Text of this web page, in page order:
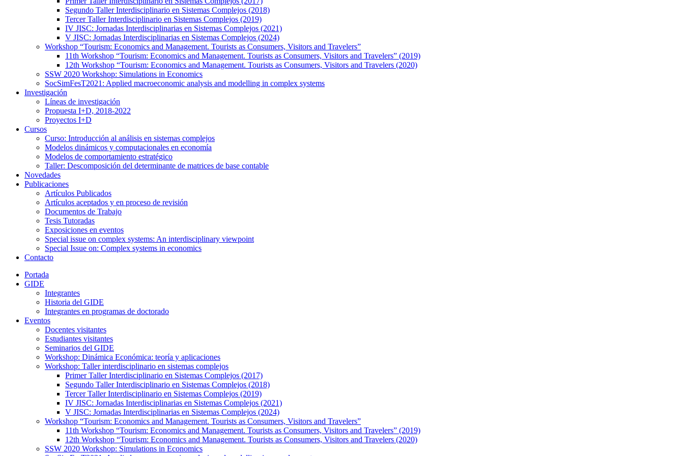
Segundo Taller Interdisciplinario en Sistemas Complejos (2018)
Tercer Taller Interdisciplinario en Sistemas Complejos (2019)
IV JISC: Jornadas Interdisciplinarias en Sistemas Complejos (2021)
V JISC: Jornadas Interdisciplinarias en Sistemas Complejos (2024)
Workshop “Tourism: Economics and Management. Tourists as Consumers, Visitors and Travelers”
11th Workshop “Tourism: Economics and Management. Tourists as Consumers, Visitors and Travelers” (2019)
12th Workshop “Tourism: Economics and Management. Tourists as Consumers, Visitors and Travelers (2020)
SSW 2020 Workshop: Simulations in Economics
SocSimFesT2021: Applied macroeconomic analysis and modelling in complex systems
Investigación
Líneas de investigación
Propuesta I+D, 2018-2022
Proyectos I+D
Cursos
Curso: Introducción al análisis en sistemas complejos
Modelos dinámicos y computacionales en economía
Modelos de comportamiento estratégico
Taller: Descomposición del determinante de matrices de base contable
Novedades
Publicaciones
Artículos Publicados
Artículos aceptados y en proceso de revisión
Documentos de Trabajo
Tesis Tutoradas
Exposiciones en eventos
Special issue on complex systems: An interdisciplinary viewpoint
Special Issue on: Complex systems in economics
Contacto
Portada
GIDE
Integrantes
Historia del GIDE
Integrantes en programas de doctorado
Eventos
Docentes visitantes
Estudiantes visitantes
Seminarios del GIDE
Workshop: Dinámica Económica: teoría y aplicaciones
Workshop: Taller interdisciplinario en sistemas complejos
Primer Taller Interdisciplinario en Sistemas Complejos (2017)
Segundo Taller Interdisciplinario en Sistemas Complejos (2018)
Tercer Taller Interdisciplinario en Sistemas Complejos (2019)
IV JISC: Jornadas Interdisciplinarias en Sistemas Complejos (2021)
V JISC: Jornadas Interdisciplinarias en Sistemas Complejos (2024)
Workshop “Tourism: Economics and Management. Tourists as Consumers, Visitors and Travelers”
11th Workshop “Tourism: Economics and Management. Tourists as Consumers, Visitors and Travelers” (2019)
12th Workshop “Tourism: Economics and Management. Tourists as Consumers, Visitors and Travelers (2020)
SSW 2020 Workshop: Simulations in Economics